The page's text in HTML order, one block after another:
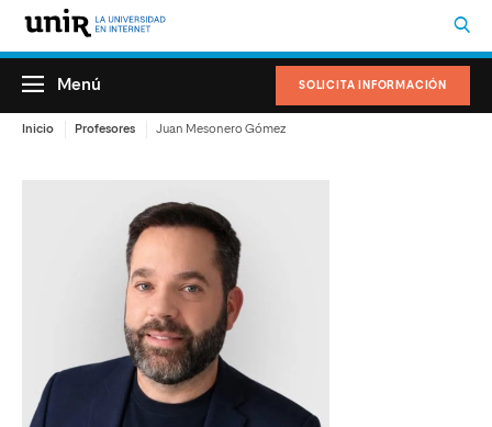
SOLICITA INFORMACIÓN
Menú
Inicio Profesores Juan Mesonero Gómez